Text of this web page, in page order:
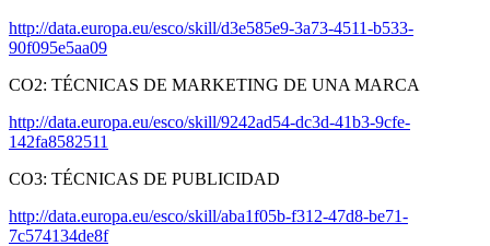
http://data.europa.eu/esco/skill/d3e585e9-3a73-4511-b533-
90f095e5aa09
CO2: TÉCNICAS DE MARKETING DE UNA MARCA
http://data.europa.eu/esco/skill/9242ad54-dc3d-41b3-9cfe-
142fa8582511
CO3: TÉCNICAS DE PUBLICIDAD
http://data.europa.eu/esco/skill/aba1f05b-f312-47d8-be71-
7c574134de8f